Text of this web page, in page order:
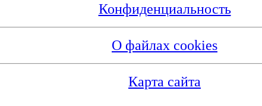
Конфиденциальность
О файлах cookies
Карта сайта